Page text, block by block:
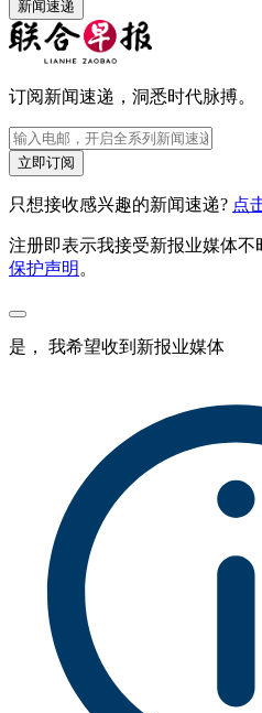
新闻速递
订阅新闻速递，洞悉时代脉搏。
立即订阅
只想接收感兴趣的新闻速递? 点
注册即表示我接受新报业媒体不
保护声明 。
是， 我希望收到新报业媒体